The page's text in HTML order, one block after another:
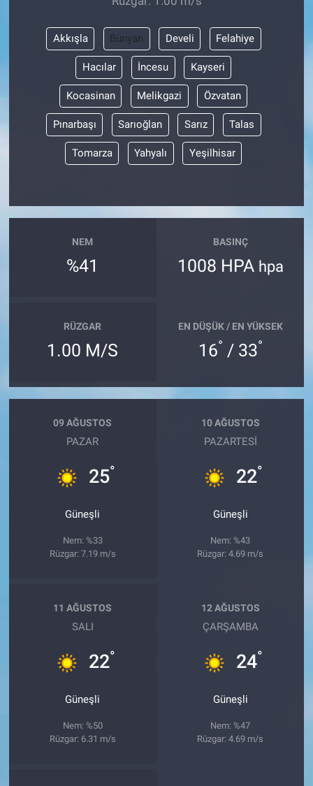
Akkışla Bünyan Develi Felahiye
Hacılar İncesu Kayseri
Kocasinan Melikgazi Özvatan
Pınarbaşı Sarıoğlan Sarız Talas
Tomarza Yahyalı Yeşilhisar
NEM
%41
BASINÇ
1008 HPA hpa
RÜZGAR
1.00 M/S
EN DÜŞÜK / EN YÜKSEK
16° / 33°
09 AĞUSTOS
PAZAR
25°
Güneşli
Nem: %33
Rüzgar: 7.19 m/s
10 AĞUSTOS
PAZARTESI
22°
Güneşli
Nem: %43
Rüzgar: 4.69 m/s
11 AĞUSTOS
SALI
22°
Güneşli
Nem: %50
Rüzgar: 6.31 m/s
12 AĞUSTOS
ÇARŞAMBA
24°
Güneşli
Nem: %47
Rüzgar: 4.69 m/s